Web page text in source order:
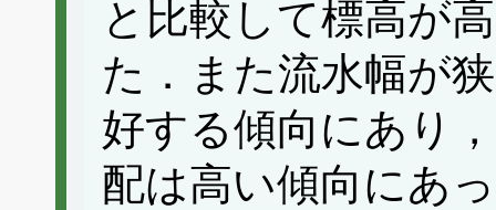
と比較して標高が
た．また流水幅が
好する傾向にあり
配は高い傾向にあ